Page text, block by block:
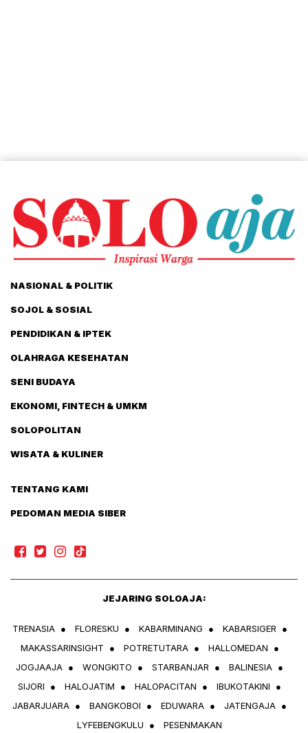
NASIONAL & POLITIK
SOJOL & SOSIAL
PENDIDIKAN & IPTEK
OLAHRAGA KESEHATAN
SENI BUDAYA
EKONOMI, FINTECH & UMKM
SOLOPOLITAN
WISATA & KULINER
TENTANG KAMI
PEDOMAN MEDIA SIBER
JEJARING SOLOAJA:
TRENASIA ● FLORESKU ● KABARMINANG ● KABARSIGER ●
MAKASSARINSIGHT
● POTRETUTARA ● HALLOMEDAN
●
JOGJAAJA ● WONGKITO ● STARBANJAR ● BALINESIA ●
SIJORI
● HALOJATIM ● HALOPACITAN ● IBUKOTAKINI
●
JABARJUARA ● BANGKOBOI ● EDUWARA ● JATENGAJA ●
LYFEBENGKULU
● PESENMAKAN